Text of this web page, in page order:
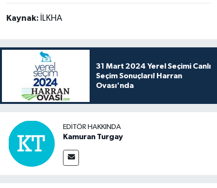
Kaynak: İLKHA
31 Mart 2024 Yerel Seçimi Canlı
Seçim Sonuçları! Harran
Ovası'nda
EDITÖR HAKKINDA
Kamuran Turgay